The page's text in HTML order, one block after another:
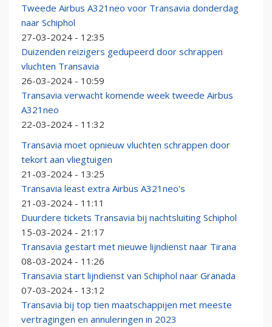
Tweede Airbus A321neo voor Transavia donderdag
naar Schiphol
27-03-2024 - 12:35
Duizenden reizigers gedupeerd door schrappen
vluchten Transavia
26-03-2024 - 10:59
Transavia verwacht komende week tweede Airbus
A321neo
22-03-2024 - 11:32
Transavia moet opnieuw vluchten schrappen door
tekort aan vliegtuigen
21-03-2024 - 13:25
Transavia least extra Airbus A321neo's
21-03-2024 - 11:11
Duurdere tickets Transavia bij nachtsluiting Schiphol
15-03-2024 - 21:17
Transavia gestart met nieuwe lijndienst naar Tirana
08-03-2024 - 11:26
Transavia start lijndienst van Schiphol naar Granada
07-03-2024 - 13:12
Transavia bij top tien maatschappijen met meeste
vertragingen en annuleringen in 2023